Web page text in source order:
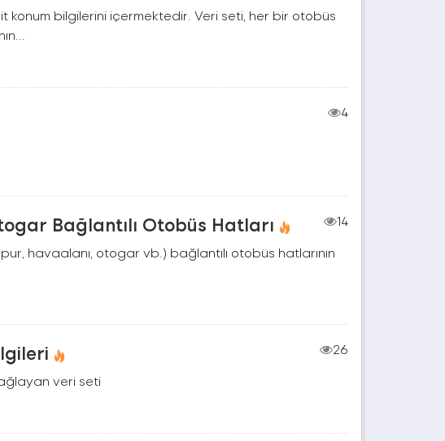
konum bilgilerini içermektedir. Veri seti, her bir otobüs
4
Bağlantılı Otobüs Hatları
14
havaalanı, otogar vb.) bağlantılı otobüs hatlarının
26
veri seti